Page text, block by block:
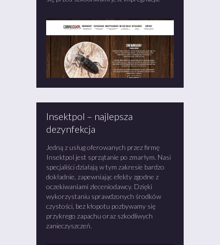
Insektpol – najlepsza
dezynfekcja
Jedną z usług oferowanych przez firmę
Insektpol jest sprzątanie po zmarłym. Nasi
specjaliści działają w tym zakresie bardzo
dokładnie, zapewniając efekty zgodne z
oczekiwaniami zleceniodawcy. Dzięki
wykorzystaniu sprawdzonych środków
czystości, bez kłopotu pozbywamy się
przykrego zapachu oraz szkodliwych
zanieczyszczeń.